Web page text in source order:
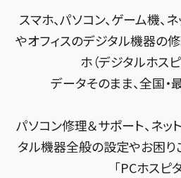
スマホスピタル テルル宮野
スマホスピタル千葉
スマホスピタル 大森
スマホスピタル練馬
スマホスピタル堺
スマホスピタル 堺出張所
スマホスピタル京都河原町
スマホスピタル宇治槙島
スマホスピタル烏丸
スマホ、パソコン、ゲーム機、
やオフィスのデジタル機器の修
ホ（デジタルホスピ
データそのまま、全国・
パソコン修理＆サポート、ネッ
タル機器全般の設定やお困
「PCホスピ